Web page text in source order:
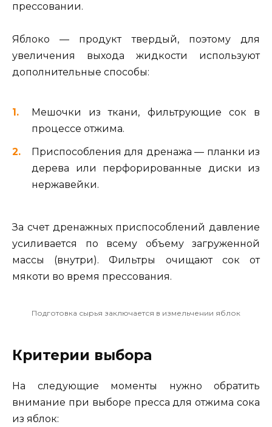
прессовании.
Яблоко — продукт твердый, поэтому для
увеличения выхода жидкости используют
дополнительные способы:
Мешочки из ткани, фильтрующие сок в
процессе отжима.
Приспособления для дренажа — планки из
дерева или перфорированные диски из
нержавейки.
За счет дренажных приспособлений давление
усиливается по всему объему загруженной
массы (внутри). Фильтры очищают сок от
мякоти во время прессования.
Подготовка сырья заключается в измельчении яблок
Критерии выбора
На следующие моменты нужно обратить
внимание при выборе пресса для отжима сока
из яблок: